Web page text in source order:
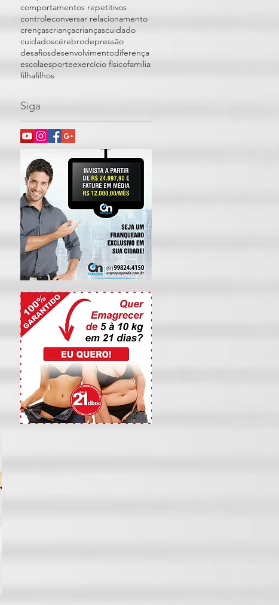
comportamentos repetitivos
controleconversar relacionamento
crençascriançacriançascuidado
cuidadoscérebrodepressão
desafiosdesenvolvimentodiferença
escolaesporteexercício físicofamilia
filhafilhos
Siga